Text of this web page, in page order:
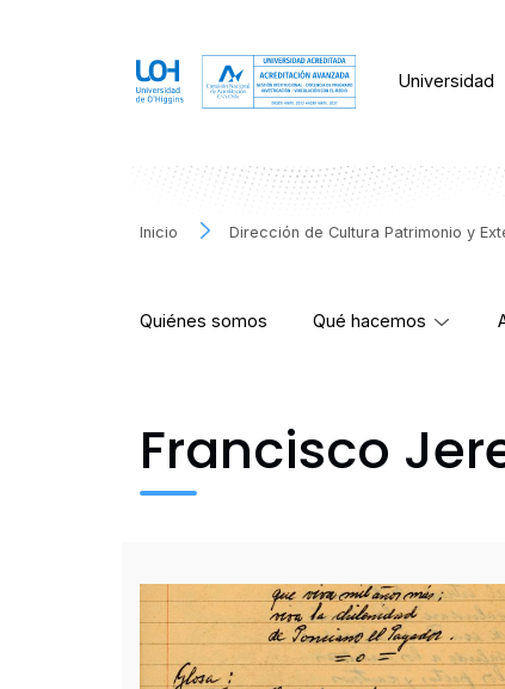
Universidad
Inicio Dirección de Cultura Patrimonio y
Quiénes somos Qué hacemos
Francisco